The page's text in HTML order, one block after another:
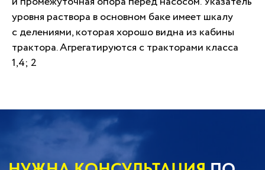
уровня раствора в основном баке имеет шкалу
с делениями, которая хорошо видна из кабины
трактора. Агрегатируются с тракторами класса
1,4; 2